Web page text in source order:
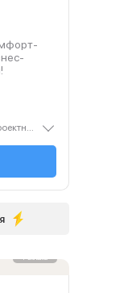
Застройщик — ООО СЗ «АПД». Проектная декларация — наш.дом.рф. Акция до 28.02.2026. Не оферта. Подробности — Level.ru